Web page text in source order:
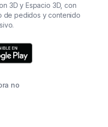
3D y Espacio 3D, con
de pedidos y contenido
no